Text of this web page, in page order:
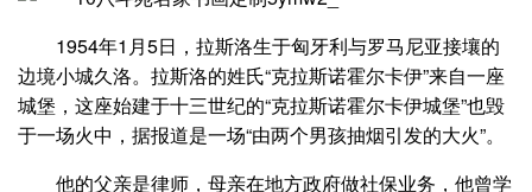
1954年1月5日，拉斯洛生于匈牙利与罗马尼亚接壤的
边境小城久洛。拉斯洛的姓氏“克拉斯诺霍尔卡伊”来自一座
城堡，这座始建于十三世纪的“克拉斯诺霍尔卡伊城堡”也毁
于一场火中，据报道是一场“由两个男孩抽烟引发的大火”。
他的父亲是律师，母亲在地方政府做社保业务，他曾学